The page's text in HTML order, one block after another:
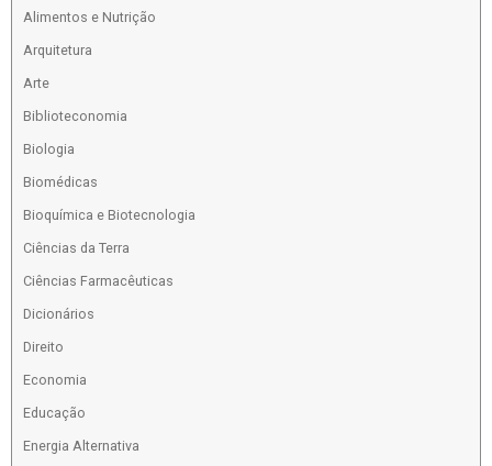
Alimentos e Nutrição
Arquitetura
Arte
Biblioteconomia
Biologia
Biomédicas
Bioquímica e Biotecnologia
Ciências da Terra
Ciências Farmacêuticas
Dicionários
Direito
Economia
Educação
Energia Alternativa